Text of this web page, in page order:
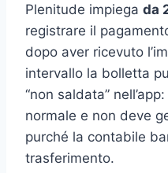
Plenitude impiega da
registrare il
dopo aver ricevuto
intervallo la bolletta
“non saldata”
normale e non deve
purché la contabile
trasferimento.